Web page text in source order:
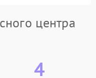
центра
4